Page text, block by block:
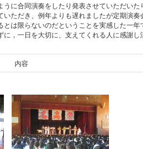
に合同演奏をしたり発表させていただいた
ただき、例年よりも遅れましたが定期演
は限らないのだということを実感した一年
，一日を大切に、支えてくれる人に感謝し
内容